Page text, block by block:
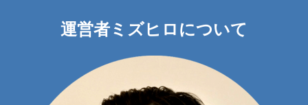
運営者ミズヒロについて